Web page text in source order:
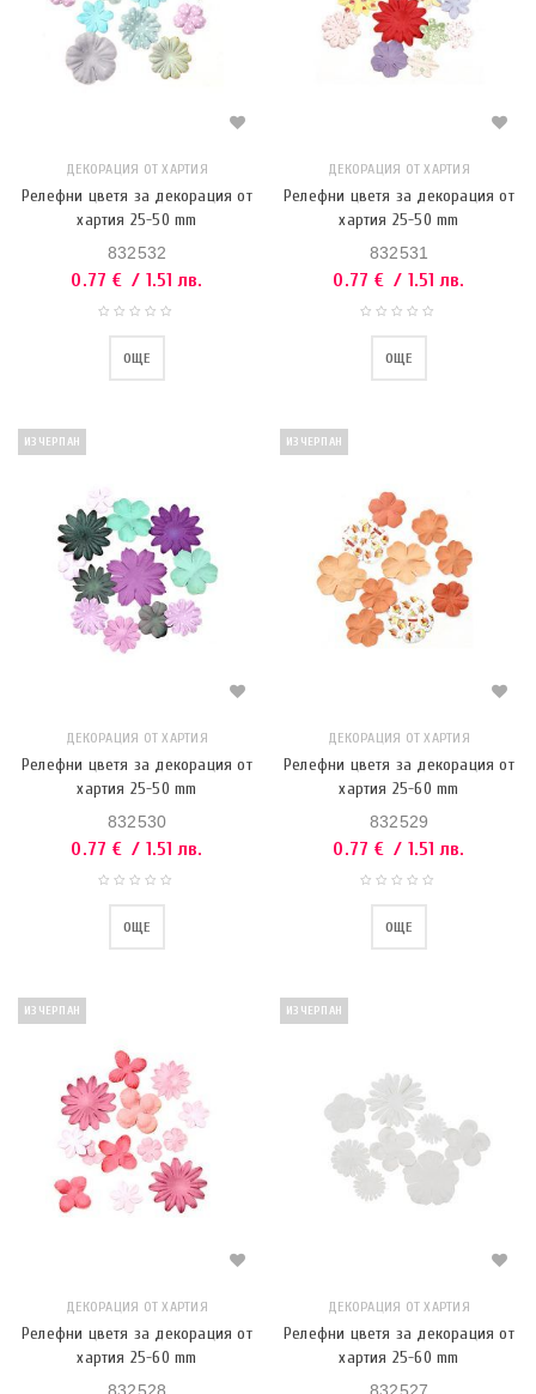
ДЕКОРАЦИЯ ОТ ХАРТИЯ
Релефни цветя за декорация от
хартия 25-50 mm
832532
0.77 € / 1.51 лв.
ОЩЕ
ДЕКОРАЦИЯ ОТ ХАРТИЯ
Релефни цветя за декорация от
хартия 25-50 mm
832531
0.77 € / 1.51 лв.
ОЩЕ
ИЗЧЕРПАН
ДЕКОРАЦИЯ ОТ ХАРТИЯ
Релефни цветя за декорация от
хартия 25-50 mm
832530
0.77 € / 1.51 лв.
ОЩЕ
ИЗЧЕРПАН
ДЕКОРАЦИЯ ОТ ХАРТИЯ
Релефни цветя за декорация от
хартия 25-60 mm
832529
0.77 € / 1.51 лв.
ОЩЕ
ИЗЧЕРПАН
ДЕКОРАЦИЯ ОТ ХАРТИЯ
Релефни цветя за декорация от
хартия 25-60 mm
832528
ИЗЧЕРПАН
ДЕКОРАЦИЯ ОТ ХАРТИЯ
Релефни цветя за декорация от
хартия 25-60 mm
832527